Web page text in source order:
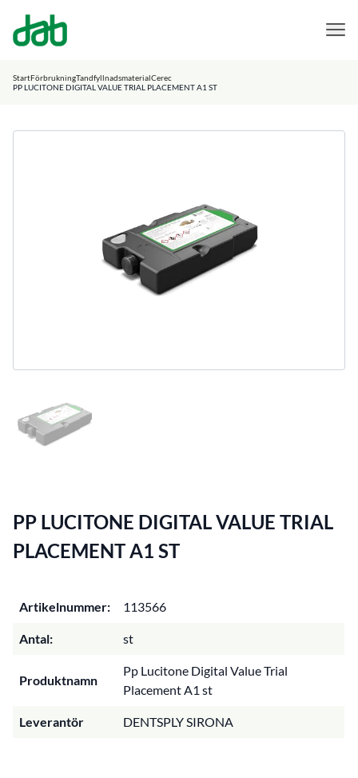
DAB Dental
StartFörbrukningTandfyllnadsmaterialCerec
PP LUCITONE DIGITAL VALUE TRIAL PLACEMENT A1 ST
PP LUCITONE DIGITAL VALUE TRIAL
PLACEMENT A1 ST
Artikelnummer: 113566
Antal: st
Produktnamn
Pp Lucitone Digital Value Trial
Placement A1 st
Leverantör DENTSPLY SIRONA